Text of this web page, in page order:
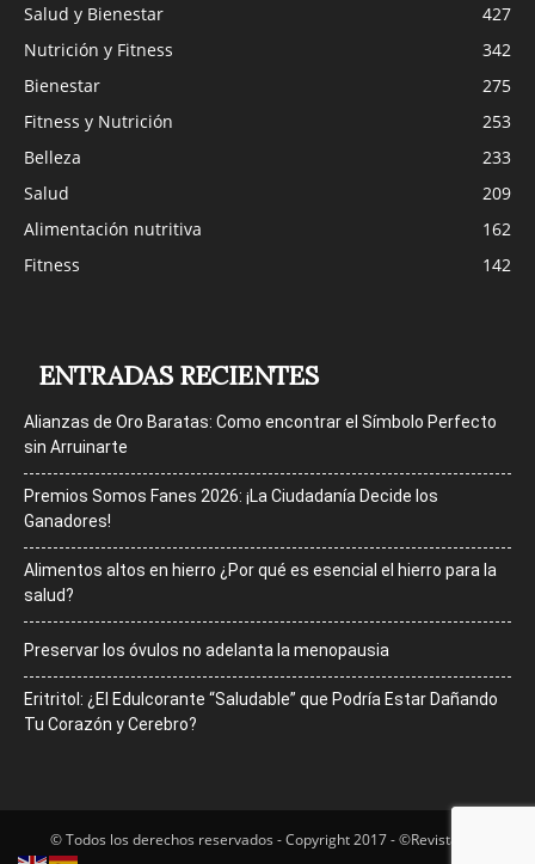
Salud y Bienestar
427
Nutrición y Fitness
342
Bienestar
275
Fitness y Nutrición
253
Belleza
233
Salud
209
Alimentación nutritiva
162
Fitness
142
ENTRADAS RECIENTES
Alianzas de Oro Baratas: Como encontrar el Símbolo Perfecto
sin Arruinarte
Premios Somos Fanes 2026: ¡La Ciudadanía Decide los
Ganadores!
Alimentos altos en hierro ¿Por qué es esencial el hierro para la
salud?
Preservar los óvulos no adelanta la menopausia
Eritritol: ¿El Edulcorante “Saludable” que Podría Estar Dañando
Tu Corazón y Cerebro?
© Todos los derechos reservados - Copyright 2017 - ©Revista Bfit